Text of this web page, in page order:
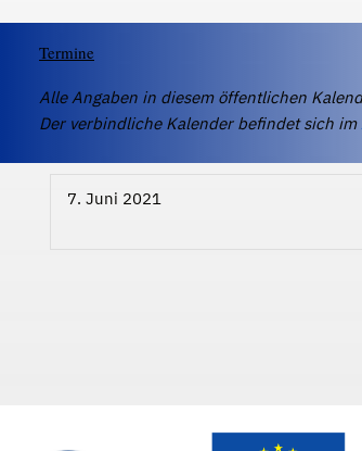
Termine
Alle Angaben in diesem öffentlichen
Der verbindliche Kalender befindet sich im
7. Juni 2021